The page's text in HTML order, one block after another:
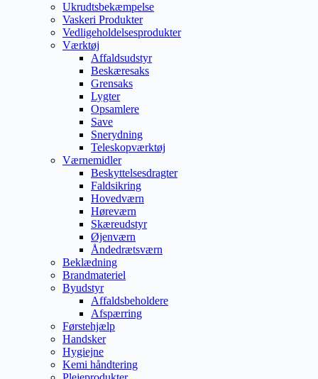
Ukrudtsbekæmpelse
Vaskeri Produkter
Vedligeholdelsesprodukter
Værktøj
Affaldsudstyr
Beskæresaks
Grensaks
Lygter
Opsamlere
Save
Snerydning
Teleskopværktøj
Værnemidler
Beskyttelsesdragter
Faldsikring
Hovedværn
Høreværn
Skæreudstyr
Øjenværn
Åndedrætsværn
Beklædning
Brandmateriel
Byudstyr
Affaldsbeholdere
Afspærring
Førstehjælp
Handsker
Hygiejne
Kemi håndtering